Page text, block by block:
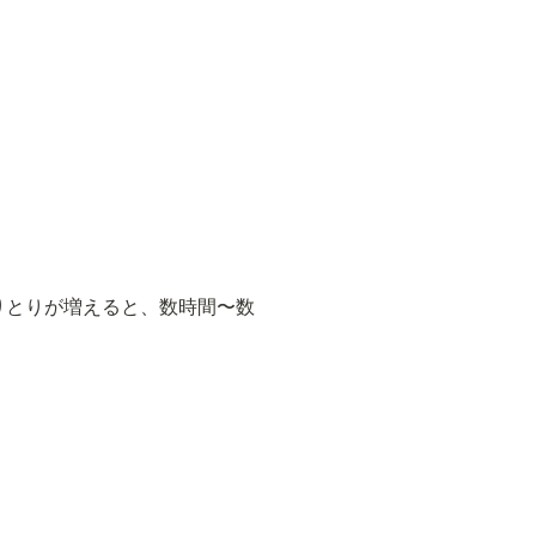
りが増えると、数時間〜数